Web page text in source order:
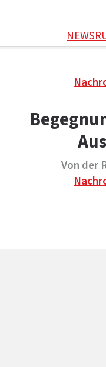
NEWS
Einstellungen
Werbung schalten
Kontakt
KONTAKT
DAS TEAM
Von der
Drucken